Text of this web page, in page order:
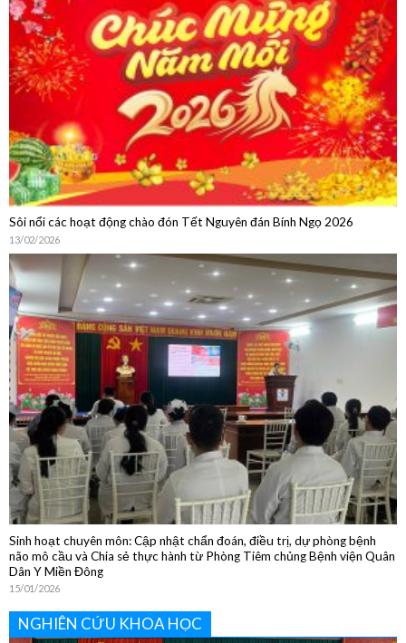
Bệnh viện Quân Dân Y Miền Đông: Sôi nổi Giải Pickleball chào mừng
Ngày Thầy thuốc Việt Nam và Ngày Quốc tế Phụ nữ
08/03/2026
Sôi nổi các hoạt động chào đón Tết Nguyên đán Bính Ngọ 2026
13/02/2026